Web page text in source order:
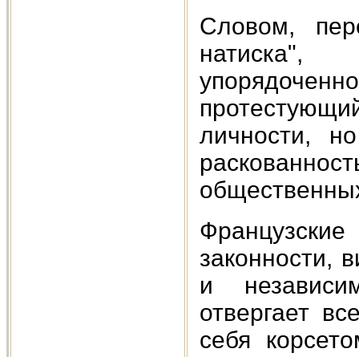
Словом,
личности,
законности,
и
отвергает
себя